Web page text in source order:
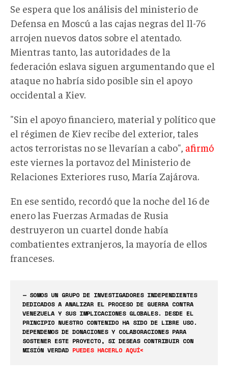
Se espera que los análisis del ministerio de
Defensa en Moscú a las cajas negras del Il-76
arrojen nuevos datos sobre el atentado.
Mientras tanto, las autoridades de la
federación eslava siguen argumentando que el
ataque no habría sido posible sin el apoyo
occidental a Kiev.
"Sin el apoyo financiero, material y político que
el régimen de Kiev recibe del exterior, tales
actos terroristas no se llevarían a cabo", afirmó
este viernes la portavoz del Ministerio de
Relaciones Exteriores ruso, María Zajárova.
En ese sentido, recordó que la noche del 16 de
enero las Fuerzas Armadas de Rusia
destruyeron un cuartel donde había
combatientes extranjeros, la mayoría de ellos
franceses.
— SOMOS UN GRUPO DE INVESTIGADORES INDEPENDIENTES
DEDICADOS A ANALIZAR EL PROCESO DE GUERRA CONTRA
VENEZUELA Y SUS IMPLICACIONES GLOBALES. DESDE EL
PRINCIPIO NUESTRO CONTENIDO HA SIDO DE LIBRE USO.
DEPENDEMOS DE DONACIONES Y COLABORACIONES PARA
SOSTENER ESTE PROYECTO, SI DESEAS CONTRIBUIR CON
MISIÓN VERDAD PUEDES HACERLO AQUÍ<